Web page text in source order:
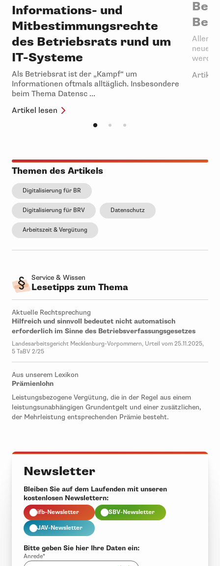
Informations- und
Mitbestimmungsrechte
des Betriebsrats rund um
IT-Systeme
Als Betriebsrat ist der „Kampf“ um
Informationen oftmals alltäglich. Insbesondere
beim Thema Datensc ...
Artikel lesen
neue
Artikel
Themen des Artikels
Digitalisierung für BR
Digitalisierung für BRV Datenschutz
Arbeitszeit & Vergütung
Service & Wissen
Lesetipps zum Thema
Aktuelle Rechtsprechung
Hilfreich und sinnvoll bedeutet nicht automatisch
erforderlich im Sinne des Betriebsverfassungsgesetzes
Landesarbeitsgericht Mecklenburg-Vorpommern, Urteil vom 25.11.2025,
5 TaBV 2/25
Aus unserem Lexikon
Prämienlohn
Leistungsbezogene Vergütung, die in der Regel aus einem
leistungsunabhängigen Grundentgelt und einer zusätzlichen,
der Mehrleistung entsprechenden Prämie besteht.
Newsletter
Bleiben Sie auf dem Laufenden mit unseren
kostenlosen Newslettern:
ifb-Newsletter SBV-Newsletter
JAV-Newsletter
Bitte geben Sie hier Ihre Daten ein:
Anrede*